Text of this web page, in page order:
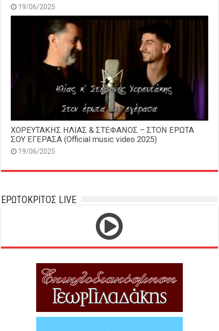
19/06/2025
ΧΟΡΕΥΤΑΚΗΣ ΗΛΙΑΣ & ΣΤΕΦΑΝΟΣ – ΣΤΟΝ ΕΡΩΤΑ
ΣΟΥ ΕΓΕΡΑΣΑ (Official music video 2025)
19/06/2025
ΕΡΩΤΟΚΡΙΤΟΣ LIVE